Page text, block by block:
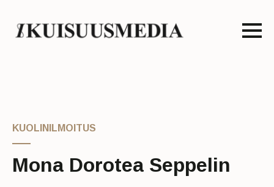
KUOLINILMOITUS
Mona Dorotea Seppelin